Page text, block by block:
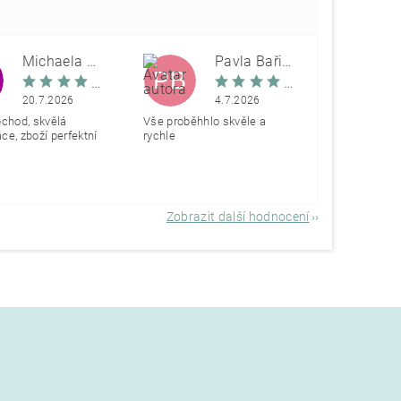
Michaela Škovranová
20.7.2026
skvělá
zboží perfektní
PB
Pavla Bařinová
4.7.2026
Vše proběhhlo skvěle a
rychle
Zobrazit další hodnocení